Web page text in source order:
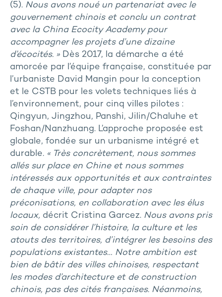
(5). Nous avons noué un partenariat avec le
gouvernement chinois et conclu un contrat
avec la China Ecocity Academy pour
accompagner les projets d’une dizaine
d’écocités. » Dès 2017, la démarche a été
amorcée par l’équipe française, constituée par
l’urbaniste David Mangin pour la conception
et le CSTB pour les volets techniques liés à
l’environnement, pour cinq villes pilotes :
Qingyun, Jingzhou, Panshi, Jilin/Chaluhe et
Foshan/Nanzhuang. L’approche proposée est
globale, fondée sur un urbanisme intégré et
durable. « Très concrètement, nous sommes
allés sur place en Chine et nous sommes
intéressés aux opportunités et aux contraintes
de chaque ville, pour adapter nos
préconisations, en collaboration avec les élus
locaux, décrit Cristina Garcez. Nous avons pris
soin de considérer l’histoire, la culture et les
atouts des territoires, d’intégrer les besoins des
populations existantes… Notre ambition est
bien de bâtir des villes chinoises, respectant
les modes d’architecture et de construction
chinois, pas des cités françaises. Néanmoins,